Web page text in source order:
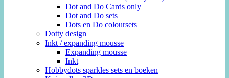
Dot and Do Cards only
Dot and Do sets
Dots en Do coloursets
Dotty design
Inkt / expanding mousse
Expanding mousse
Inkt
Hobbydots sparkles sets en boeken